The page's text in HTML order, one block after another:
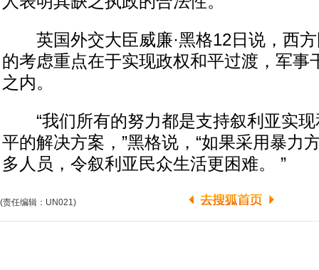
英国外交大臣威廉·黑格12日说，西方
的考虑重点在于实现政权和平过渡，军事
之内。
“我们所有的努力都是支持叙利亚实现
平的解决方案，”黑格说，“如果采用暴力
多人员，令叙利亚民众生活更困难。 ”
(责任编辑：UN021)